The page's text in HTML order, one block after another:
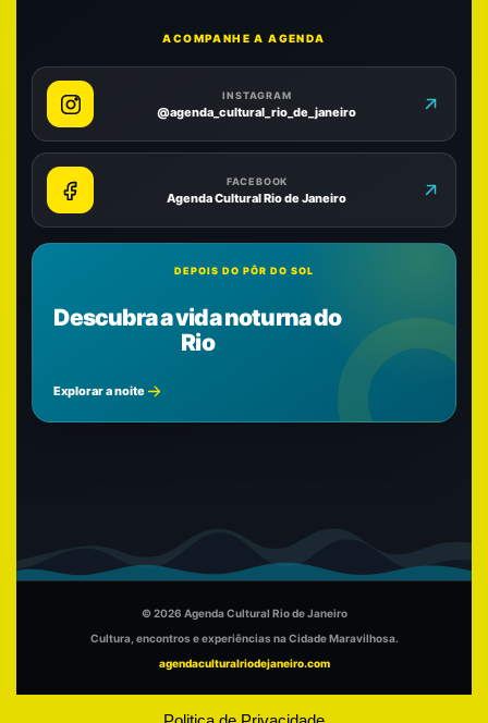
ACOMPANHE A AGENDA
INSTAGRAM
@agenda_cultural_rio_de_janeiro
FACEBOOK
Agenda Cultural Rio de Janeiro
DEPOIS DO PÔR DO SOL
Descubra a vida noturna do
Rio
Explorar a noite
© 2026 Agenda Cultural Rio de Janeiro
Cultura, encontros e experiências na Cidade Maravilhosa.
agendaculturalriodejaneiro.com